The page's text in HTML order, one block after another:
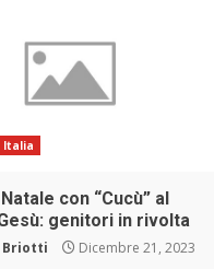
Italia
con “Cucù” al
genitori in rivolta
Briotti Dicembre 21, 2023